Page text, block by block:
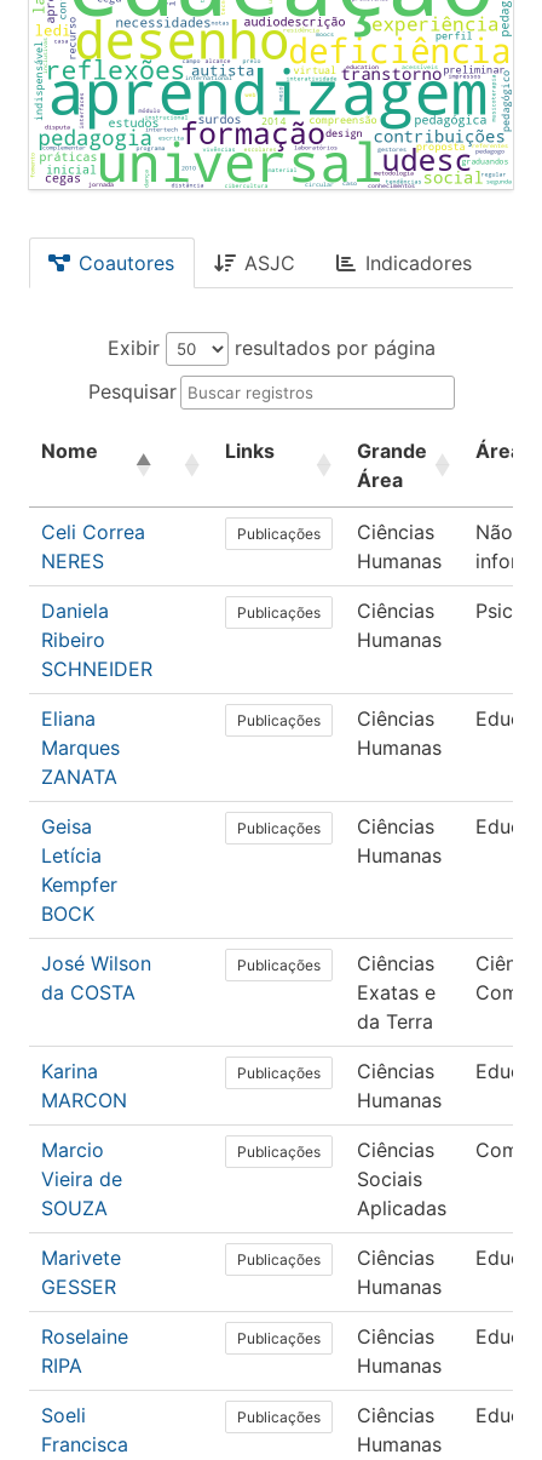
Coautores ASJC Indicadores
Exibir
resultados por página
Pesquisar
Nome Links
Grande
Área
Área
Celi Correa
NERES
Publicações
Ciências
Humanas
Não
Daniela
Ribeiro
SCHNEIDER
Publicações
Ciências
Humanas
Eliana
Marques
ZANATA
Publicações
Ciências
Humanas
Geisa
Letícia
Kempfer
BOCK
Publicações
Ciências
Humanas
José Wilson
da COSTA
Publicações
Ciências
Exatas e
da Terra
Karina
MARCON
Publicações
Ciências
Humanas
Marcio
Vieira de
SOUZA
Publicações
Ciências
Sociais
Aplicadas
Marivete
GESSER
Publicações
Ciências
Humanas
Roselaine
RIPA
Publicações
Ciências
Humanas
Soeli
Francisca
Publicações
Ciências
Humanas